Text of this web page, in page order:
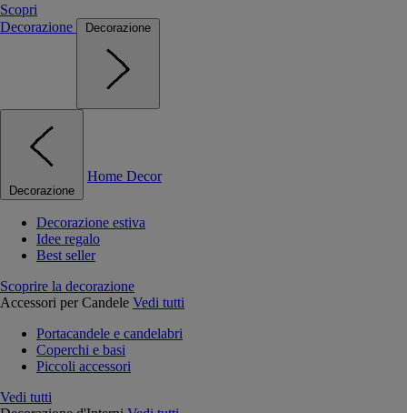
Scopri
Decorazione
Decorazione
Decorazione
Home Decor
Decorazione estiva
Idee regalo
Best seller
Scoprire la decorazione
Accessori per Candele Vedi tutti
Portacandele e candelabri
Coperchi e basi
Piccoli accessori
Vedi tutti